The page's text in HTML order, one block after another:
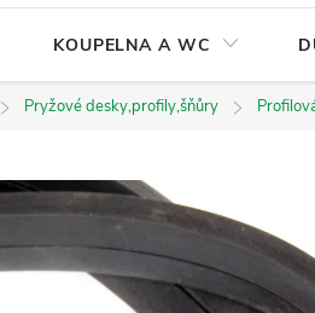
KOUPELNA A WC
Pryžové desky,profily,šňůry